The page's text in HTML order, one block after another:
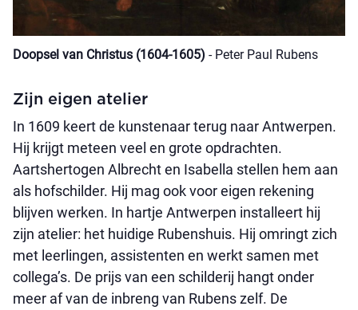
Doopsel van Christus (1604-1605) - Peter Paul Rubens
Zijn eigen atelier
In 1609 keert de kunstenaar terug naar Antwerpen.
Hij krijgt meteen veel en grote opdrachten.
Aartshertogen Albrecht en Isabella stellen hem aan
als hofschilder. Hij mag ook voor eigen rekening
blijven werken. In hartje Antwerpen installeert hij
zijn atelier: het huidige Rubenshuis. Hij omringt zich
met leerlingen, assistenten en werkt samen met
collega’s. De prijs van een schilderij hangt onder
meer af van de inbreng van Rubens zelf. De